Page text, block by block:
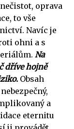
oprava
to vše
Navíc je
ohni a s
Na
dříve hojně
Obsah
a
eternitu